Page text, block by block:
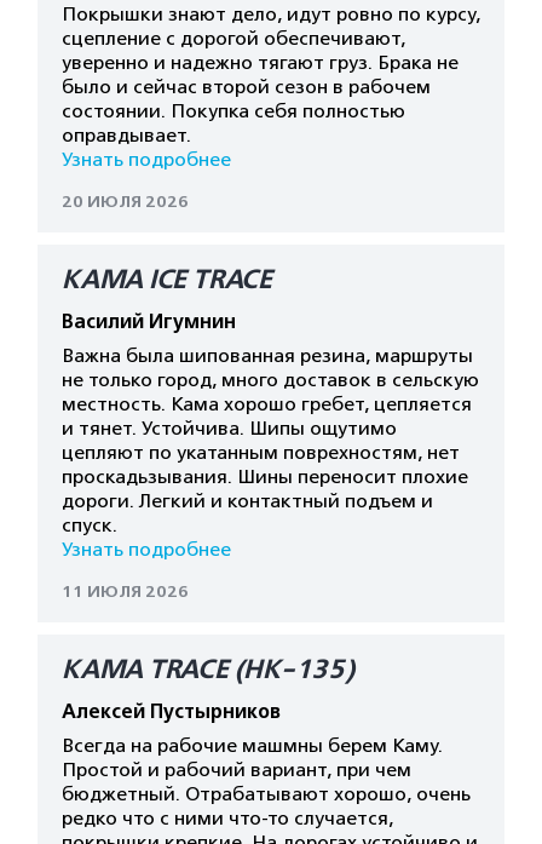
Покрышки знают дело, идут ровно по курсу,
сцепление с дорогой обеспечивают,
уверенно и надежно тягают груз. Брака не
было и сейчас второй сезон в рабочем
состоянии. Покупка себя полностью
оправдывает.
Узнать подробнее
20 ИЮЛЯ 2026
КАМА ICE TRACE
Василий Игумнин
Важна была шипованная резина, маршруты
не только город, много доставок в сельскую
местность. Кама хорошо гребет, цепляется
и тянет. Устойчива. Шипы ощутимо
цепляют по укатанным поврехностям, нет
проскадьзывания. Шины переносит плохие
дороги. Легкий и контактный подъем и
спуск.
Узнать подробнее
11 ИЮЛЯ 2026
КАМА TRACE (HK-135)
Алексей Пустырников
Всегда на рабочие машмны берем Каму.
Простой и рабочий вариант, при чем
бюджетный. Отрабатывают хорошо, очень
редко что с ними что-то случается,